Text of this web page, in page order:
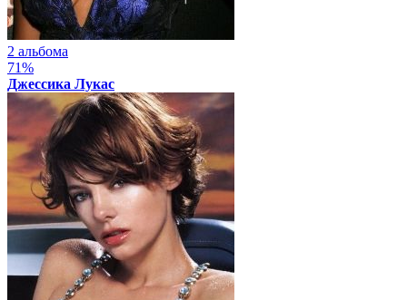
2 альбома
71%
Джессика Лукас